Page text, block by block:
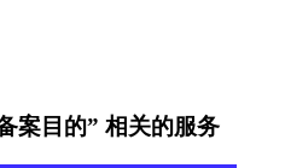
案目的” 相关的服务